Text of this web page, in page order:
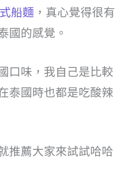
船麵 ，真心覺得很有
國的感覺。
口味，我自己是比較
泰國時也都是吃酸辣
推薦大家來試試哈哈